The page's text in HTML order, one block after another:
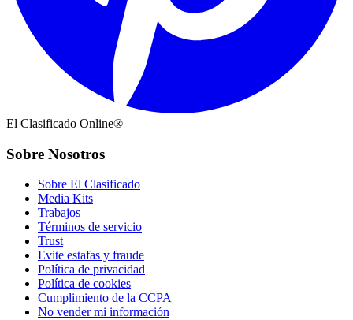
El Clasificado Online®
Sobre Nosotros
Sobre El Clasificado
Media Kits
Trabajos
Términos de servicio
Trust
Evite estafas y fraude
Política de privacidad
Política de cookies
Cumplimiento de la CCPA
No vender mi información